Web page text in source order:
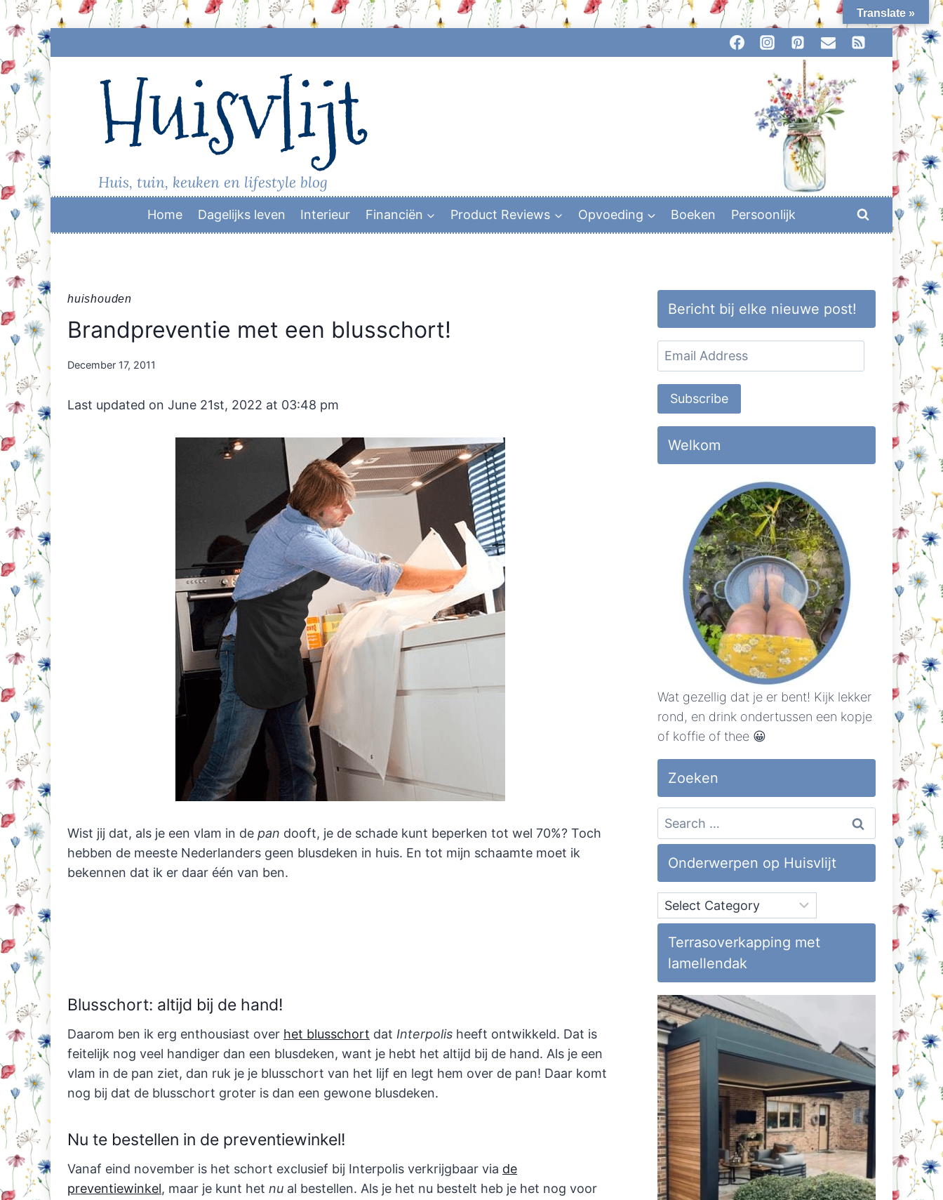
Skip
to
Huisvlijt
Huis, tuin, keuken en lifestyle blog
Home Dagelijks leven Interieur Financiën Product Reviews Opvoeding Boeken Persoonlijk
huishouden
Brandpreventie met een blusschort!
By
December 17, 2011
Last updated on June 21st, 2022 at 03:48 pm
Wist jij dat, als je een vlam in de pan dooft, je de schade kunt beperken tot wel 70%? Toch
hebben de meeste Nederlanders geen blusdeken in huis. En tot mijn schaamte moet ik
bekennen dat ik er daar één van ben.
Blusschort: altijd bij de hand!
Daarom ben ik erg enthousiast over het blusschort dat Interpolis heeft ontwikkeld. Dat is
feitelijk nog veel handiger dan een blusdeken, want je hebt het altijd bij de hand. Als je een
vlam in de pan ziet, dan ruk je je blusschort van het lijf en legt hem over de pan! Daar komt
nog bij dat de blusschort groter is dan een gewone blusdeken.
Nu te bestellen in de preventiewinkel!
Vanaf eind november is het schort exclusief bij Interpolis verkrijgbaar via de
preventiewinkel, maar je kunt het nu al bestellen. Als je het nu bestelt heb je het nog voor
Bericht bij elke nieuwe post!
Email
Address
Subscribe
Welkom
Wat gezellig dat je er bent! Kijk lekker
rond, en drink ondertussen een kopje
of koffie of thee 😀
Zoeken
Search
for:
Onderwerpen op Huisvlijt
Onderwerpen
op
Huisvlijt
Terrasoverkapping met
lamellendak
Translate »